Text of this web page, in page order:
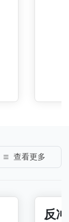
查看更多
反